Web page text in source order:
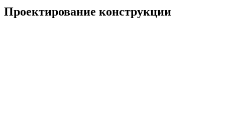
Проектирование конструкции